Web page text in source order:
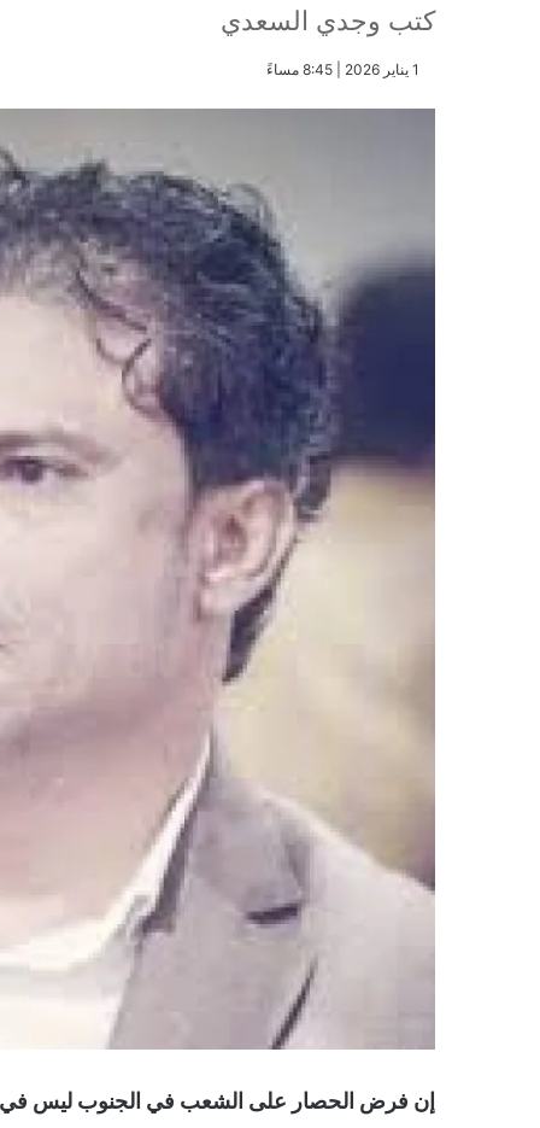
كتب وجدي السعدي
​1 يناير 2026 | 8:45 مساءً
إن فرض الحصار على الشعب في الجنوب ليس في